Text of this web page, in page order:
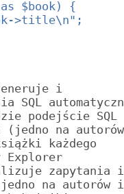
$book) {
>title\n";
i
SQL
podejście SQL
(jedno na
każdego
Explorer
na